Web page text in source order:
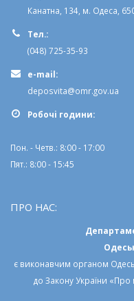
Канатна, 134, м. Одеса,
Тел.:
(048) 725-35-93
e-mail:
deposvita@omr.gov.ua
Робочi години:
Пон. - Четв.: 8:00 - 17:00
Пят.: 8:00 - 15:45
ПРО НАС:
є виконавчим органом
до Закону України «Про